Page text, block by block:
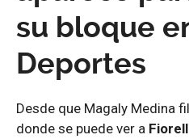
su bloque
Deportes
Desde que Magaly Medina
donde se puede ver a